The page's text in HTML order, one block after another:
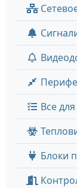
Все
Блоки